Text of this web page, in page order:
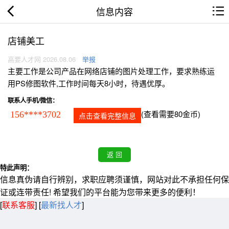
信息内容
店铺美工
高要人才网 2026.08.06 举报
主要工作是公司产品在网络店铺的图片处理工作，要求熟练运
用PS修图软件,工作时间每天8小时，待遇优厚。
联系人手机/微信：
156****3702 点击查看完整信息 (查看需要80金币)
特此声明：
信息真伪请自行辨别，求职应聘须谨慎，网站对此不承担任何保
证或连带责任! 希望我们的平台能为您带来更多的便利！
[联系客服] [最新找人才]